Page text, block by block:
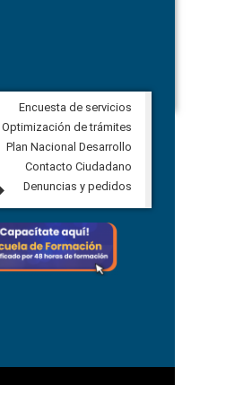
Veeduría para vigilar los acuerdos,
derivados de la Audiencia Pública
comunidad Urbina, parroquia la
Carolina
5 agosto, 2026
Next
Encuesta de servicios
Optimización de trámites
Plan Nacional Desarrollo
Contacto Ciudadano
Denuncias y pedidos